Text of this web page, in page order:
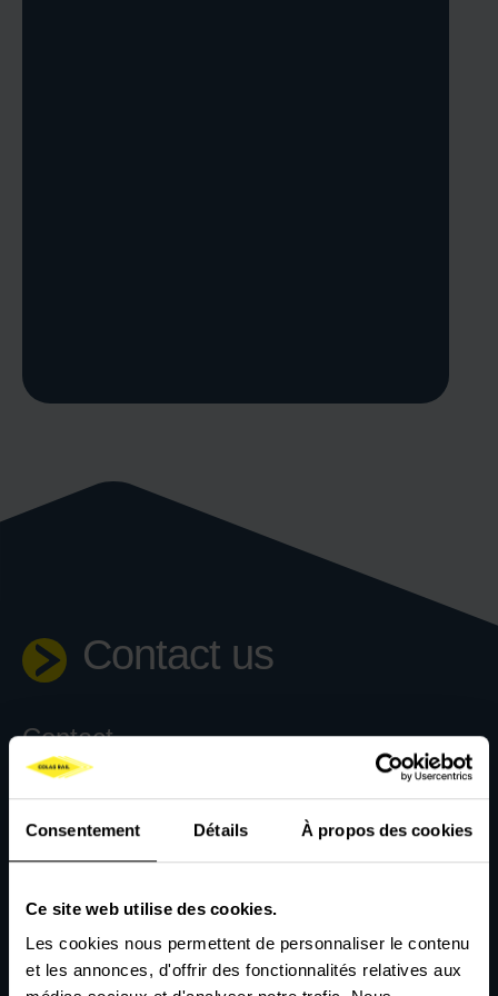
Consentement Détails À propos des cookies
Ce site web utilise des cookies.
Les cookies nous permettent de personnaliser le contenu
et les annonces, d'offrir des fonctionnalités relatives aux
Contact us
Contact
kontakt@colasrail.pl
RAIL FREIGHT OFFICE
RAIL SHIPPING (OPEN 24/7)
dyspozytura@colasrail.pl
Recruitment enquiries: